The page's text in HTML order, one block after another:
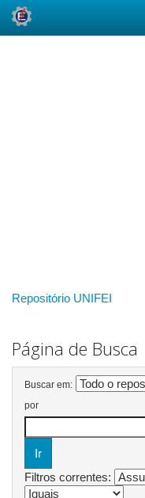
Repositório UNIFEI
Página de Busca
Buscar em:
por
Filtros correntes: